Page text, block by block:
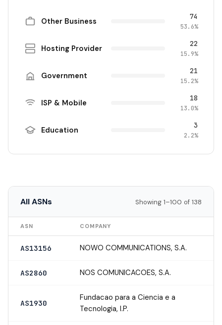
Other Business 74
53.6%
Hosting Provider 22
15.9%
Government 21
15.2%
ISP & Mobile 18
13.0%
Education 3
2.2%
All ASNs Showing 1–100 of 138
ASN COMPANY
AS13156 NOWO COMMUNICATIONS, S.A.
AS2860 NOS COMUNICACOES, S.A.
AS1930
Fundacao para a Ciencia e a
Tecnologia, I.P.